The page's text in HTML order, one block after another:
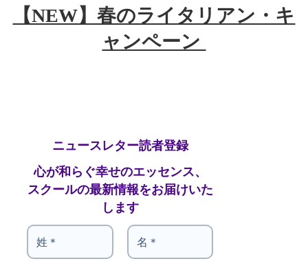
【NEW】春のライタリアン・キ
ャンペーン
ニュースレター読者登録
心が和らぐ幸せのエッセンス、
スクールの最新情報をお届けいた
します